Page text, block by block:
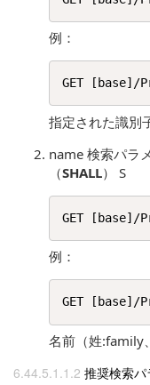
例：
指定された識別
name 検索パラ
（SHALL） S
例：
名前（姓:family
推奨検索パ